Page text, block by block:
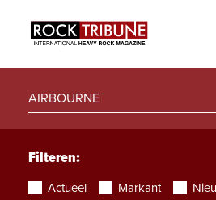
Filteren:
Actueel Markant